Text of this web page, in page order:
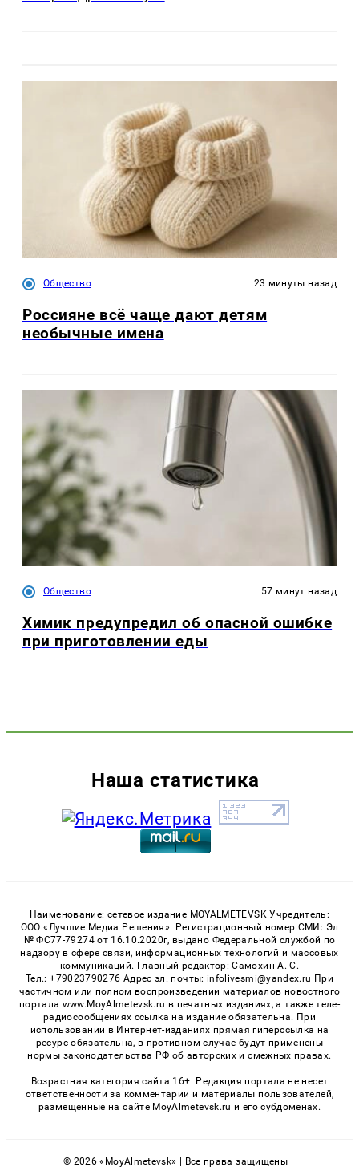
Общество 23 минуты назад
Россияне всё чаще дают детям
необычные имена
Общество 57 минут назад
Химик предупредил об опасной ошибке
при приготовлении еды
Наша статистика
Наименование: сетевое издание MOYALMETEVSK Учредитель:
ООО «Лучшие Медиа Решения». Регистрационный номер СМИ: Эл
№ ФС77-79274 от 16.10.2020г, выдано Федеральной службой по
надзору в сфере связи, информационных технологий и массовых
коммуникаций. Главный редактор: Самохин А. С.
Тел.: +79023790276 Адрес эл. почты: infolivesmi@yandex.ru При
частичном или полном воспроизведении материалов новостного
портала www.MoyAlmetevsk.ru в печатных изданиях, а также теле-
радиосообщениях ссылка на издание обязательна. При
использовании в Интернет-изданиях прямая гиперссылка на
ресурс обязательна, в противном случае будут применены
нормы законодательства РФ об авторских и смежных правах.
Возрастная категория сайта 16+. Редакция портала не несет
ответственности за комментарии и материалы пользователей,
размещенные на сайте MoyAlmetevsk.ru и его субдоменах.
© 2026 «MoyAlmetevsk» | Все права защищены